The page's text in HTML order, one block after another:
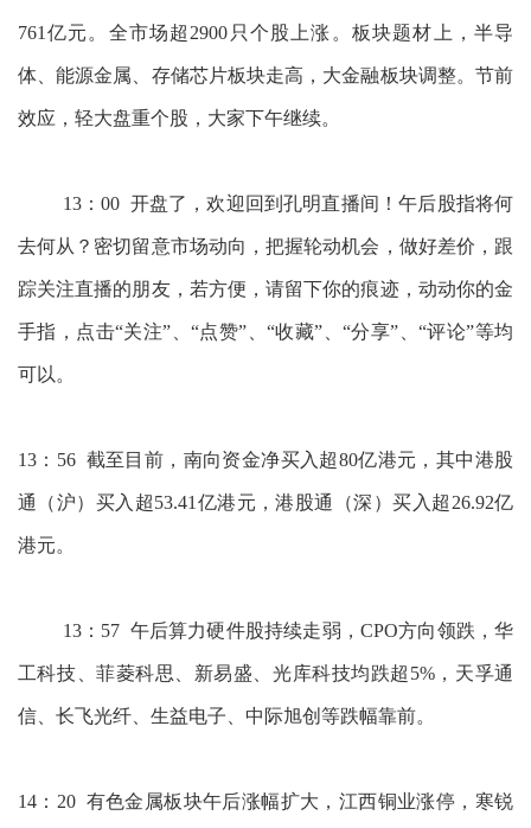
761亿元。全市场超2900只个股上涨。板块题材上，半导
体、能源金属、存储芯片板块走高，大金融板块调整。节前
效应，轻大盘重个股，大家下午继续。
13：00 开盘了，欢迎回到孔明直播间！午后股指将何
去何从？密切留意市场动向，把握轮动机会，做好差价，跟
踪关注直播的朋友，若方便，请留下你的痕迹，动动你的金
手指，点击“关注”、“点赞”、“收藏”、“分享”、“评论”等均
可以。
13：56 截至目前，南向资金净买入超80亿港元，其中港股
通（沪）买入超53.41亿港元，港股通（深）买入超26.92亿
港元。
13：57 午后算力硬件股持续走弱，CPO方向领跌，华
工科技、菲菱科思、新易盛、光库科技均跌超5%，天孚通
信、长飞光纤、生益电子、中际旭创等跌幅靠前。
14：20 有色金属板块午后涨幅扩大，江西铜业涨停，寒锐